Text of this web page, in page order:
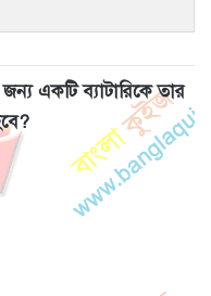
একটি ব্যাটারিকে তার